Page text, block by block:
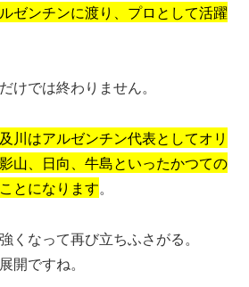
ゼンチンに渡り、プロとして活躍
けでは終わりません。
及川はアルゼンチン代表としてオリ
山、日向、牛島といったかつての
とになります。
くなって再び立ちふさがる。
開ですね。